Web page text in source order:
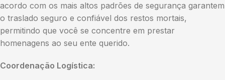
acordo com os mais altos padrões de segurança garantem
o traslado seguro e confiável dos restos mortais,
permitindo que você se concentre em prestar
homenagens ao seu ente querido.
Coordenação Logística: